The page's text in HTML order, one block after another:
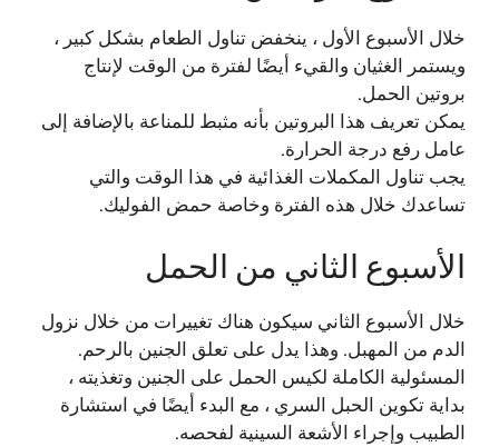
خلال الأسبوع الأول ، ينخفض ​​تناول الطعام بشكل كبير ،
ويستمر الغثيان والقيء أيضًا لفترة من الوقت لإنتاج
بروتين الحمل.
يمكن تعريف هذا البروتين بأنه مثبط للمناعة بالإضافة إلى
عامل رفع درجة الحرارة.
يجب تناول المكملات الغذائية في هذا الوقت والتي
تساعدك خلال هذه الفترة وخاصة حمض الفوليك.
الأسبوع الثاني من الحمل
خلال الأسبوع الثاني سيكون هناك تغييرات من خلال نزول
الدم من المهبل. وهذا يدل على تعلق الجنين بالرحم.
المسئولية الكاملة لكيس الحمل على الجنين وتغذيته ،
بداية تكوين الحبل السري ، مع البدء أيضًا في استشارة
الطبيب وإجراء الأشعة السينية لفحصه.